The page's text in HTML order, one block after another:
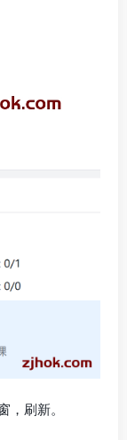
刷新。